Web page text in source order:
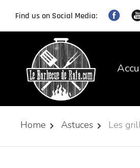
Find us on Social Media:
Home Astuces Les